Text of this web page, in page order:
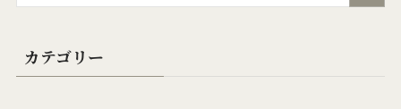
カテゴリー